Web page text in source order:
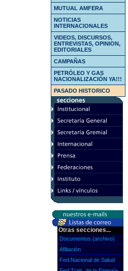
MUTUAL AMFERA
NOTICIAS
INTERNACIONALES
VIDEOS, DISCURSOS,
ENTREVISTAS, OPINION,
EDITORIALES
CAMPAÑAS
PETRÓLEO Y GAS
NACIONALIZACIÓN YA!!!
PASADO HISTORICO
Otras secciones...
Documentos (archivo)
Afiliación
Fed.Nacional de Salud